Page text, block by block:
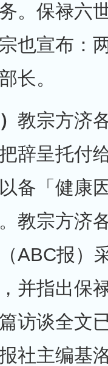
。保禄六
也宣布：
长。
教宗方济
辞呈托付
备「健康
教宗方济
ABC报）
并指出保
访谈全文
社主编基